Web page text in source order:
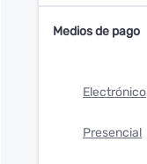
Medios de pago
Electrónico
Presencial